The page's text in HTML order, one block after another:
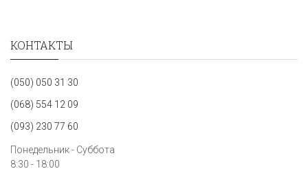
КОНТАКТЫ
(050) 050 31 30
(068) 554 12 09
(093) 230 77 60
Понедельник - Суббота
8:30 - 18:00